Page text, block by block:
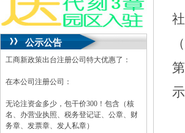
公示公告
工商新政策出台注册公司特大优惠了：
在本公司注册公司：
无论注资金多少，包干价300！包含（核
名、办营业执照、税务登记证、公章、财
务章、发票章、发人私章）
（
示